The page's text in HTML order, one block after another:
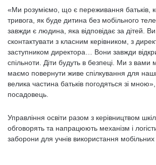
«Ми розуміємо, що є переживання батьків,
тривога, як буде дитина без мобільного
завжди є людина, яка відповідає за дітей.
сконтактувати з класним керівником, з
заступником директора… Вони завжди
спільноти. Діти будуть в безпеці. Ми з
маємо повернути живе спілкування для
велика частина батьків погодяться зі
посадовець.
Управління освіти разом з керівництвом
обговорять та напрацюють механізм і
заборони для учнів використання мобільних